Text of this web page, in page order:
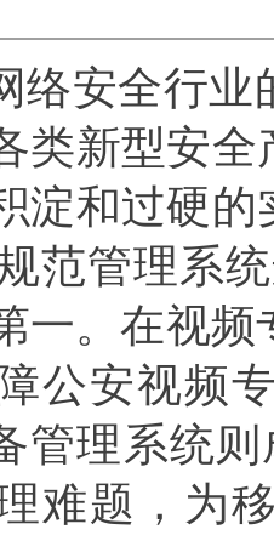
络安全行
类新型安
淀和过硬
范管理系
一。在视频
公安视频
管理系统
难题，为